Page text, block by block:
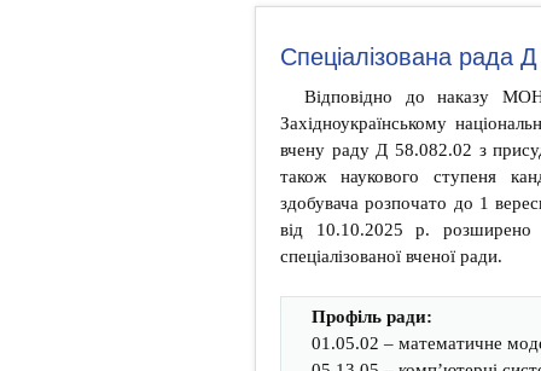
Спеціалізована рада
Відповідно до наказу
Західноукраїнському
вчену раду Д 58.082.02 з
також наукового ступеня
здобувача розпочато до 1
від 10.10.2025 р.
спеціалізованої вченої ради.
Профіль ради:
01.05.02 – математичне